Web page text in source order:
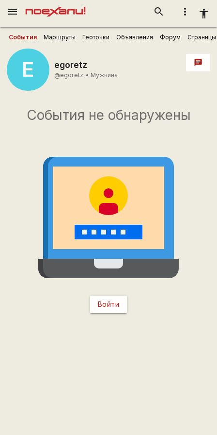
more_vert accessibility_new
search
menu
События Маршруты Геоточки Объявления Форум Страницы
E egoretz
@egoretz • Мужчина
chat
События не обнаружены
Войти